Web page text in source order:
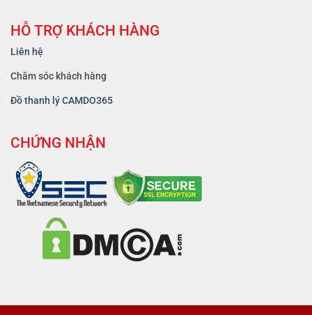
HỖ TRỢ KHÁCH HÀNG
Liên hệ
Chăm sóc khách hàng
Đồ thanh lý CAMDO365
CHỨNG NHẬN